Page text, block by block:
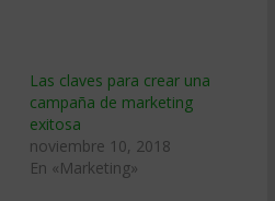
Las claves para crear una
campaña de marketing
exitosa
noviembre 10, 2018
En «Marketing»